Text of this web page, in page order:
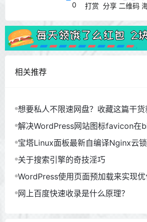
0 打赏 分享 二维码
相关推荐
想要私人不限速网盘？收藏这篇干货
解决WordPress网站图标favicon在
示问题！
宝塔Linux面板最新自编译Nginx云
关于搜索引擎的奇技淫巧
WordPress使用页面预加载来实现
网上百度快速收录是什么原理？